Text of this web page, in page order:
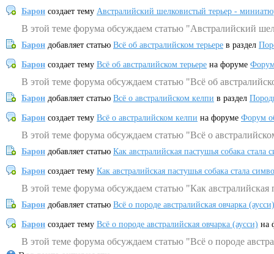
Барон создает тему Австралийский шелковистый терьер -
В этой теме форума обсуждаем статью "Австралийский
Барон добавляет статью Всё об австралийском терьере в раздел
Барон создает тему Всё об австралийском терьере на форуме
В этой теме форума обсуждаем статью "Всё об
Барон добавляет статью Всё о австралийском келпи в раздел
Барон создает тему Всё о австралийском келпи на форуме Форум
В этой теме форума обсуждаем статью "Всё о
Барон добавляет статью Как австралийская пастушья собака
Барон создает тему Как австралийская пастушья собака стала
В этой теме форума обсуждаем статью "Как
Барон добавляет статью Всё о породе австралийская овчарка (аусси)
Барон создает тему Всё о породе австралийская овчарка (аусси) на
В этой теме форума обсуждаем статью "Всё о породе